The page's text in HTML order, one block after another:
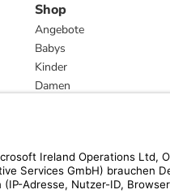
Shop
Angebote
Babys
Kinder
Damen
Marken